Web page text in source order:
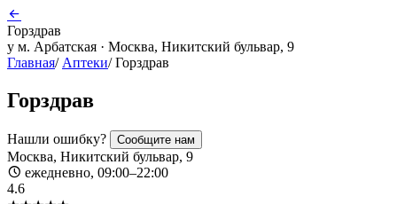
Горздрав
у м. Арбатская · Москва, Никитский бульвар, 9
Главная/ Аптеки/ Горздрав
Горздрав
Нашли ошибку? Сообщите нам
Москва, Никитский бульвар, 9
ежедневно, 09:00–22:00
4.6